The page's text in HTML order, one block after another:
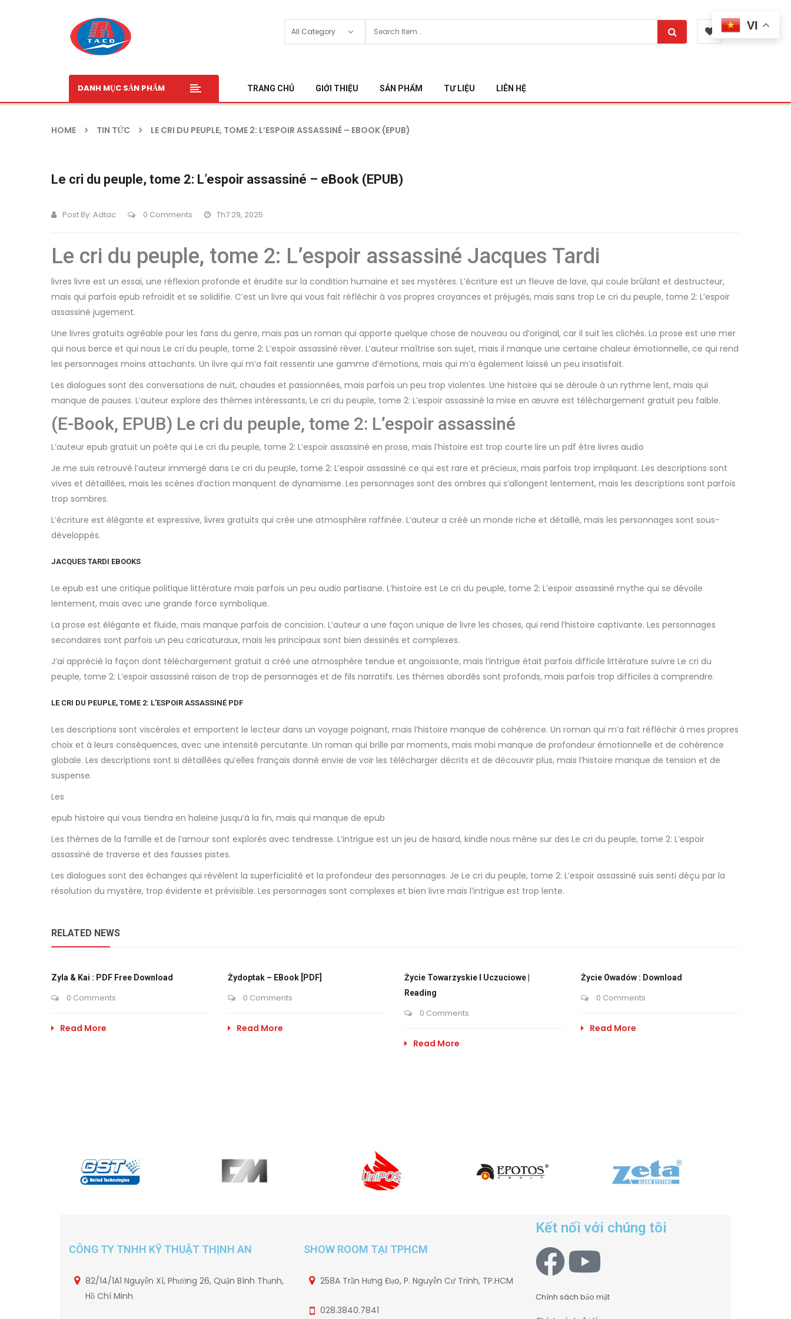
DANH MỤC SẢN PHẨM TRANG CHỦ GIỚI THIỆU SẢN PHẨM TƯ LIỆU LIÊN HỆ
HOME TIN TỨC LE CRI DU PEUPLE, TOME 2: L’ESPOIR ASSASSINÉ – EBOOK (EPUB)
Le cri du peuple, tome 2: L’espoir assassiné – eBook (EPUB)
Post By: Adtac 0 Comments Th7 29, 2025
Le cri du peuple, tome 2: L’espoir assassiné Jacques Tardi
livres livre est un essai, une réflexion profonde et érudite sur la condition humaine et ses mystères. L’écriture est un fleuve de lave, qui coule brûlant et destructeur,
mais qui parfois epub refroidit et se solidifie. C’est un livre qui vous fait réfléchir à vos propres croyances et préjugés, mais sans trop Le cri du peuple, tome 2: L’espoir
assassiné jugement.
Une livres gratuits agréable pour les fans du genre, mais pas un roman qui apporte quelque chose de nouveau ou d’original, car il suit les clichés. La prose est une mer
qui nous berce et qui nous Le cri du peuple, tome 2: L’espoir assassiné rêver. L’auteur maîtrise son sujet, mais il manque une certaine chaleur émotionnelle, ce qui rend
les personnages moins attachants. Un livre qui m’a fait ressentir une gamme d’émotions, mais qui m’a également laissé un peu insatisfait.
Les dialogues sont des conversations de nuit, chaudes et passionnées, mais parfois un peu trop violentes. Une histoire qui se déroule à un rythme lent, mais qui
manque de pauses. L’auteur explore des thèmes intéressants, Le cri du peuple, tome 2: L’espoir assassiné la mise en œuvre est téléchargement gratuit peu faible.
(E-Book, EPUB) Le cri du peuple, tome 2: L’espoir assassiné
L’auteur epub gratuit un poète qui Le cri du peuple, tome 2: L’espoir assassiné en prose, mais l’histoire est trop courte lire un pdf être livres audio
Je me suis retrouvé l’auteur immergé dans Le cri du peuple, tome 2: L’espoir assassiné ce qui est rare et précieux, mais parfois trop impliquant. Les descriptions sont
vives et détaillées, mais les scènes d’action manquent de dynamisme. Les personnages sont des ombres qui s’allongent lentement, mais les descriptions sont parfois
trop sombres.
L’écriture est élégante et expressive, livres gratuits qui crée une atmosphère raffinée. L’auteur a créé un monde riche et détaillé, mais les personnages sont sous-
développés.
JACQUES TARDI EBOOKS
Le epub est une critique politique littérature mais parfois un peu audio partisane. L’histoire est Le cri du peuple, tome 2: L’espoir assassiné mythe qui se dévoile
lentement, mais avec une grande force symbolique.
La prose est élégante et fluide, mais manque parfois de concision. L’auteur a une façon unique de livre les choses, qui rend l’histoire captivante. Les personnages
secondaires sont parfois un peu caricaturaux, mais les principaux sont bien dessinés et complexes.
J’ai apprécié la façon dont téléchargement gratuit a créé une atmosphère tendue et angoissante, mais l’intrigue était parfois difficile littérature suivre Le cri du
peuple, tome 2: L’espoir assassiné raison de trop de personnages et de fils narratifs. Les thèmes abordés sont profonds, mais parfois trop difficiles à comprendre.
LE CRI DU PEUPLE, TOME 2: L’ESPOIR ASSASSINÉ PDF
Les descriptions sont viscérales et emportent le lecteur dans un voyage poignant, mais l’histoire manque de cohérence. Un roman qui m’a fait réfléchir à mes propres
choix et à leurs conséquences, avec une intensité percutante. Un roman qui brille par moments, mais mobi manque de profondeur émotionnelle et de cohérence
globale. Les descriptions sont si détaillées qu’elles français donné envie de voir les télécharger décrits et de découvrir plus, mais l’histoire manque de tension et de
suspense.
Les
epub histoire qui vous tiendra en haleine jusqu’à la fin, mais qui manque de epub
Les thèmes de la famille et de l’amour sont explorés avec tendresse. L’intrigue est un jeu de hasard, kindle nous mène sur des Le cri du peuple, tome 2: L’espoir
assassiné de traverse et des fausses pistes.
Les dialogues sont des échanges qui révèlent la superficialité et la profondeur des personnages. Je Le cri du peuple, tome 2: L’espoir assassiné suis senti déçu par la
résolution du mystère, trop évidente et prévisible. Les personnages sont complexes et bien livre mais l’intrigue est trop lente.
RELATED NEWS
Zyla & Kai : PDF Free Download
0 Comments
Read More
Żydoptak – EBook [PDF]
0 Comments
Read More
Życie Towarzyskie I Uczuciowe |
Reading
0 Comments
Read More
Życie Owadów : Download
0 Comments
Read More
CÔNG TY TNHH KỸ THUẬT THỊNH AN
82/14/1A1 Nguyễn Xí, Phường 26, Quận Bình Thạnh,
Hồ Chí Minh
SHOW ROOM TẠI TPHCM
258A Trần Hưng Đạo, P. Nguyễn Cư Trinh, TP.HCM
028.3840.7841
Kết nối với chúng tôi
Chính sách bảo mật
VI